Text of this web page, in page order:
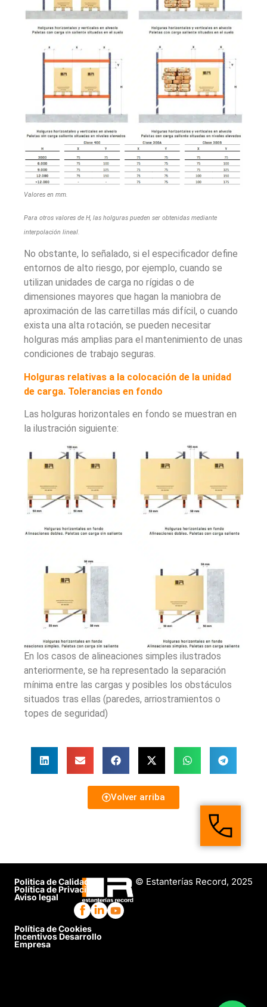
Valores en mm.
Para otros valores de H, las holguras pueden ser obtenidas mediante
interpolación lineal.
No obstante, lo señalado, si el especificador define
entornos de alto riesgo, por ejemplo, cuando se
utilizan unidades de carga no rígidas o de
dimensiones mayores que hagan la maniobra de
aproximación de las carretillas más difícil, o cuando
exista una alta rotación, se pueden necesitar
holguras más amplias para el mantenimiento de unas
condiciones de trabajo seguras.
Holguras relativas a la colocación de la unidad
de carga. Tolerancias en fondo
Las holguras horizontales en fondo se muestran en
la ilustración siguiente:
En los casos de alineaciones simples ilustrados
anteriormente, se ha representado la separación
mínima entre las cargas y posibles los obstáculos
situados tras ellas (paredes, arriostramientos o
topes de seguridad)
Volver arriba
Politica de Calidad
Política de Privacidad
Aviso legal
Política de Cookies
Incentivos Desarrollo
Empresa
© Estanterías Record, 2025